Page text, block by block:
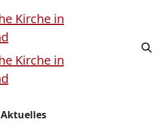
Aktuelles